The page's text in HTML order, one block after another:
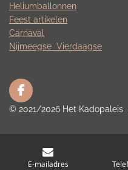
Heliumballonnen
Feest artikelen
Carnaval
Nijmeegse Vierdaagse
F
a
© 2021/2026 Het
E-mailadres